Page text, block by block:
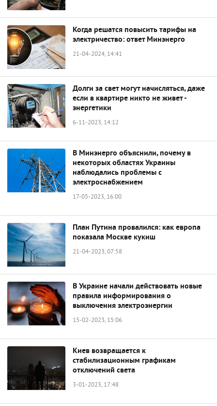
Когда решатся повысить тарифы на
электричество: ответ Минэнерго
21-04-2024, 14:41
Долги за свет могут начисляться, даже
если в квартире никто не живет -
энергетики
6-11-2023, 14:12
В Минэнерго объяснили, почему в
некоторых областях Украины
наблюдались проблемы с
электроснабжением
17-05-2023, 16:00
План Путина провалился: как европа
показала Москве кукиш
21-04-2023, 07:58
В Украине начали действовать новые
правила информирования о
выключения электроэнергии
15-02-2023, 15:06
Киев возвращается к
стабилизационным графикам
отключений света
3-01-2023, 17:48